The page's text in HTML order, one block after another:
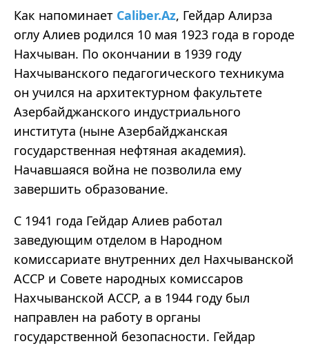
Как напоминает Caliber.Az, Гейдар Алирза
оглу Алиев родился 10 мая 1923 года в городе
Нахчыван. По окончании в 1939 году
Нахчыванского педагогического техникума
он учился на архитектурном факультете
Азербайджанского индустриального
института (ныне Азербайджанская
государственная нефтяная академия).
Начавшаяся война не позволила ему
завершить образование.
С 1941 года Гейдар Алиев работал
заведующим отделом в Народном
комиссариате внутренних дел Нахчыванской
АССР и Совете народных комиссаров
Нахчыванской АССР, а в 1944 году был
направлен на работу в органы
государственной безопасности. Гейдар